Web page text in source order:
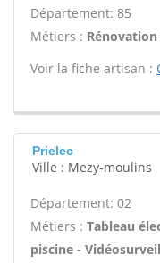
Département: 85
Métiers :
Voir la fiche artisan :
Prielec
Ville : Mezy-moulins
Département: 02
Métiers : Tableau
piscine -